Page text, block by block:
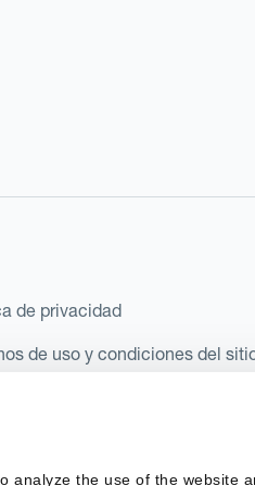
analyze the use of the
de privacidad
de uso y condiciones del
Inglaterra y Gales como